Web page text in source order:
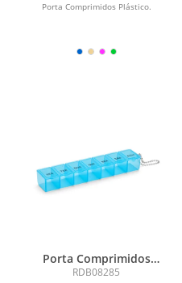
Porta Comprimidos Plástico.
Porta Comprimidos
Semanal Plástico
RDB08285